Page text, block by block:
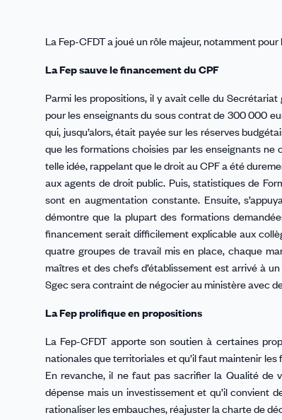
La Fep-CFDT a joué un rôle majeur, notamment
La Fep sauve le financement du CPF
Parmi les propositions, il y avait celle du
pour les enseignants du sous contrat de 300 000
qui, jusqu’alors, était payée sur les réserves
que les formations choisies par les enseignants
telle idée, rappelant que le droit au CPF a été
aux agents de droit public. Puis, statistiques de
sont en augmentation constante. Ensuite,
démontre que la plupart des formations
financement serait difficilement explicable aux
quatre groupes de travail mis en place, chaque
maîtres et des chefs d’établissement est arrivé à
Sgec sera contraint de négocier au ministère avec
La Fep prolifique en propositions
La Fep-CFDT apporte son soutien à certaines
nationales que territoriales et qu’il faut maintenir
En revanche, il ne faut pas sacrifier la Qualité de
dépense mais un investissement et qu’il convient
rationaliser les embauches, réajuster la charte de